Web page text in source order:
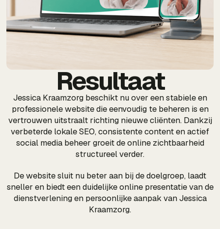
Resultaat
Jessica Kraamzorg beschikt nu over een stabiele en
professionele website die eenvoudig te beheren is en
vertrouwen uitstraalt richting nieuwe cliënten. Dankzij
verbeterde lokale SEO, consistente content en actief
social media beheer groeit de online zichtbaarheid
structureel verder.
De website sluit nu beter aan bij de doelgroep, laadt
sneller en biedt een duidelijke online presentatie van de
dienstverlening en persoonlijke aanpak van Jessica
Kraamzorg.